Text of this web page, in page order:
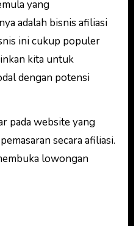
yang
adalah bisnis afiliasi
ini cukup populer
kita untuk
dengan potensi
pada website yang
secara afiliasi.
lowongan